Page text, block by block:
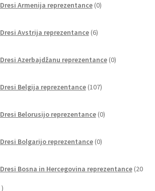
Dresi Armenija reprezentance 0izdelkov
Dresi Avstrija reprezentance 6izdelkov
Dresi Azerbajdžanu reprezentance 0izdelkov
Dresi Belgija reprezentance 107izdelkov
Dresi Belorusijo reprezentance 0izdelkov
Dresi Bolgarijo reprezentance 0izdelkov
Dresi Bosna in Hercegovina reprezentance 20
20